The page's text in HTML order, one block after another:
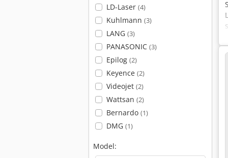
LD-Laser (4)
Kuhlmann (3)
LANG (3)
PANASONIC (3)
Epilog (2)
Keyence (2)
Videojet (2)
Wattsan (2)
Bernardo (1)
DMG (1)
Model: